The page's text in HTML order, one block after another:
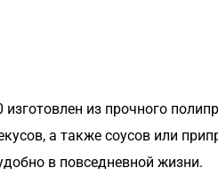
из прочного
а также соусов или
в повседневной жизни.